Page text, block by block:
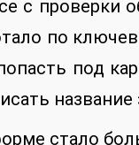
с проверки
по
под
стало